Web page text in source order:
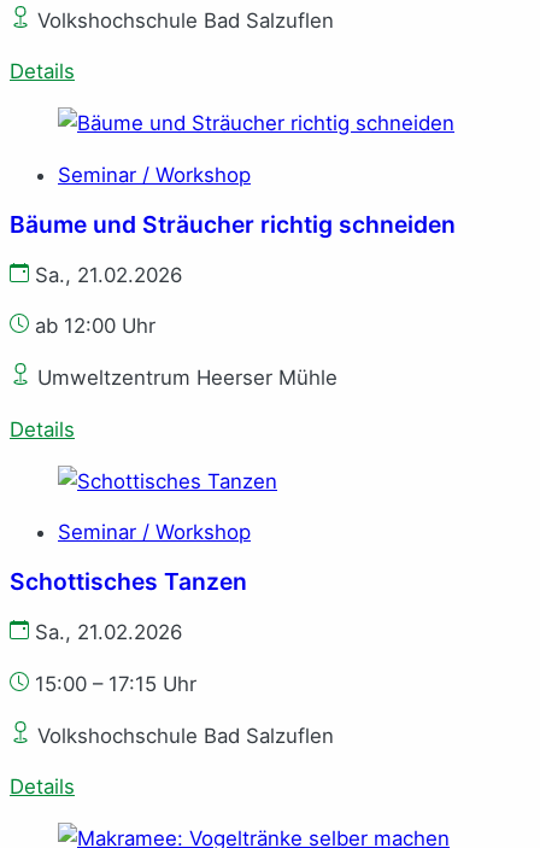
Volkshochschule Bad Salzuflen
Details
Seminar / Workshop
Bäume und Sträucher richtig schneiden
Sa., 21.02.2026
ab 12:00 Uhr
Umweltzentrum Heerser Mühle
Details
Seminar / Workshop
Schottisches Tanzen
Sa., 21.02.2026
15:00 – 17:15 Uhr
Volkshochschule Bad Salzuflen
Details